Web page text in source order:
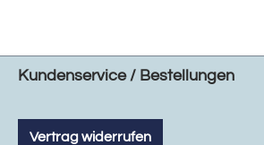
Kundenservice / Bestellungen
Vertrag widerrufen